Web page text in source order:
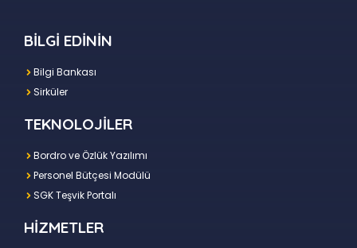
BİLGİ EDİNİN
Bilgi Bankası
Sirküler
TEKNOLOJİLER
Bordro ve Özlük Yazılımı
Personel Bütçesi Modülü
SGK Teşvik Portalı
HİZMETLER